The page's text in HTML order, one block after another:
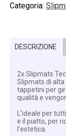
Categoria:
DESCRIZIONE
2x Slipmats
Slipmats di alta
tappetini per
qualità e
L’ideale per
e il piatto, per
l’estetica.